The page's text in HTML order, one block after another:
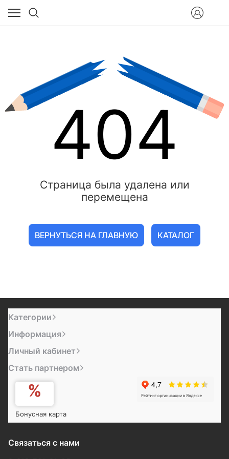
404
Страница была удалена или
перемещена
ВЕРНУТЬСЯ НА ГЛАВНУЮ КАТАЛОГ
Категории
Информация
Личный кабинет
Стать партнером
Бонусная карта
Связаться с нами